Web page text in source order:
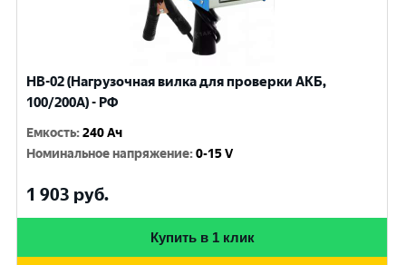
НВ-02 (Нагрузочная вилка для проверки АКБ,
100/200А) - РФ
Емкость:240 Ач
Номинальное напряжение:0-15 V
1 903 руб.
Купить в 1 клик